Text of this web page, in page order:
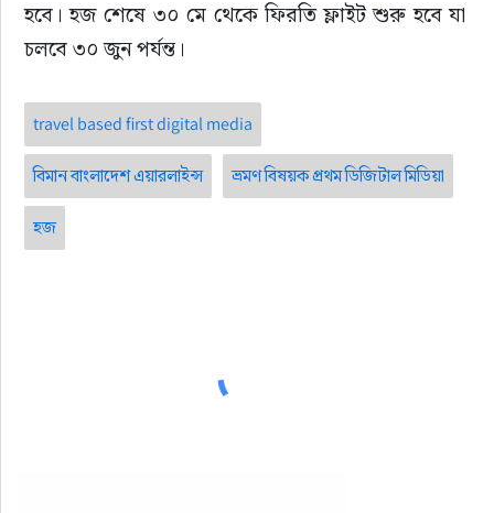
হবে। হজ শেষে ৩০ মে থেকে ফিরতি ফ্লাইট শুরু হবে যা
চলবে ৩০ জুন পর্যন্ত।
travel based first digital media
বিমান বাংলাদেশ এয়ারলাইন্স ভ্রমণ বিষয়ক প্রথম ডিজিটাল মিডিয়া
হজ